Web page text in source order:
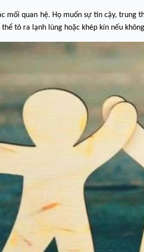
mối quan hệ. Họ muốn sự tin cậy,
tỏ ra lạnh lùng hoặc khép kín nếu